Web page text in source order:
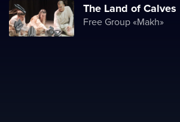
The Land of Calves
Free Group «Makh»